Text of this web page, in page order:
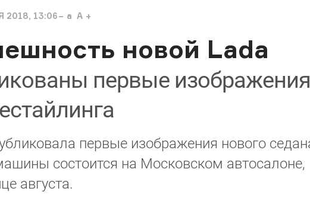
2018, 13:06 a A
новой Lada
первые изображения
первые изображения нового
состоится на Московском автосалоне,
августа.